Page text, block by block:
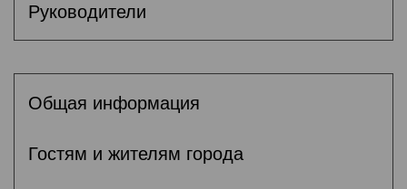
Руководители
Общая информация
Гостям и жителям города